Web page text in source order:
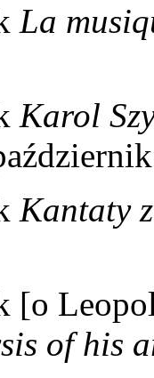
La
Karol
Kantaty
[o
of his